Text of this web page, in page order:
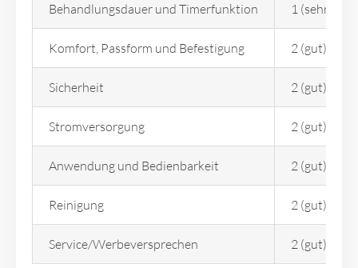
Behandlungsdauer und Timerfunktion 1 (sehr gut)
Komfort, Passform und Befestigung 2 (gut)
Sicherheit 2 (gut)
Stromversorgung 2 (gut)
Anwendung und Bedienbarkeit 2 (gut)
Reinigung 2 (gut)
Service/Werbeversprechen 2 (gut)